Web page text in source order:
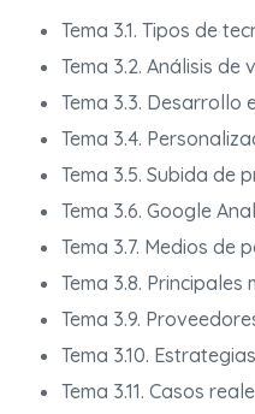
Tema 3.1. Tipos de
Tema 3.2. Análisis
Tema 3.3. Desarrollo
Tema 3.4.
Tema 3.5. Subida de
Tema 3.6. Google
Tema 3.7. Medios de
Tema 3.8.
Tema 3.9.
Tema 3.10.
Tema 3.11. Casos